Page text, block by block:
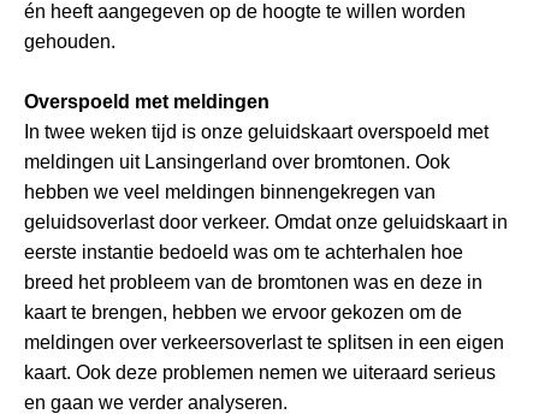
én heeft aangegeven op de hoogte te willen worden
gehouden.
Overspoeld met meldingen
In twee weken tijd is onze geluidskaart overspoeld met
meldingen uit Lansingerland over bromtonen. Ook
hebben we veel meldingen binnengekregen van
geluidsoverlast door verkeer. Omdat onze geluidskaart in
eerste instantie bedoeld was om te achterhalen hoe
breed het probleem van de bromtonen was en deze in
kaart te brengen, hebben we ervoor gekozen om de
meldingen over verkeersoverlast te splitsen in een eigen
kaart. Ook deze problemen nemen we uiteraard serieus
en gaan we verder analyseren.